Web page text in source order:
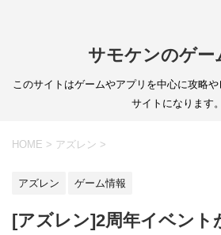
サモケンのゲー
このサイトはゲームやアプリを中心に攻略
サイトになります。
HOME > アズレン >
アズレン ゲーム情報
[アズレン]2周年イベント